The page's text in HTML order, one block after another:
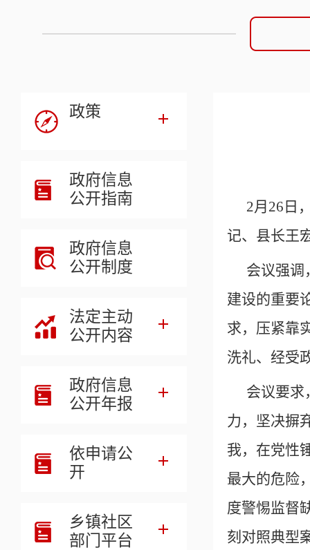
政策
政府信息
公开指南
政府信息
公开制度
法定主动
公开内容
政府信息
公开年报
依申请公
开
乡镇社区
部门平台
2月26日
记、县长王
会议强调
建设的重要
求，压紧靠
洗礼、经受
会议要求
力，坚决摒
我，在党性
最大的危险
度警惕监督
刻对照典型